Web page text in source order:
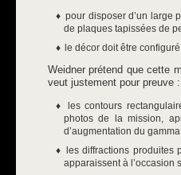
pour disposer d’un large
de plaques tapissées de
le décor doit être
Weidner prétend que cette
veut justement pour preuve :
les contours
photos de la mission,
d’augmentation du
les diffractions produites
apparaissent à l’occasion